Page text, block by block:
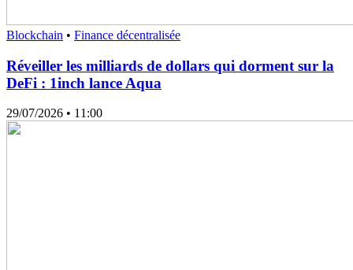
Blockchain • Finance décentralisée
Réveiller les milliards de dollars qui dorment sur la
DeFi : 1inch lance Aqua
29/07/2026 • 11:00